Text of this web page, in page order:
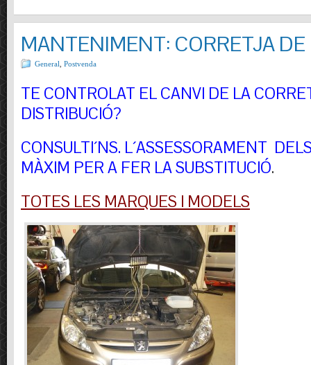
MANTENIMENT: CORRETJA
General Postvenda
TE CONTROLAT EL CANVI DE LA
DISTRIBUCIÓ?
CONSULTI´NS. L´ASSESSORAMENT
MÀXIM PER A FER LA SUBSTITUCIÓ.
TOTES LES MARQUES I MODELS